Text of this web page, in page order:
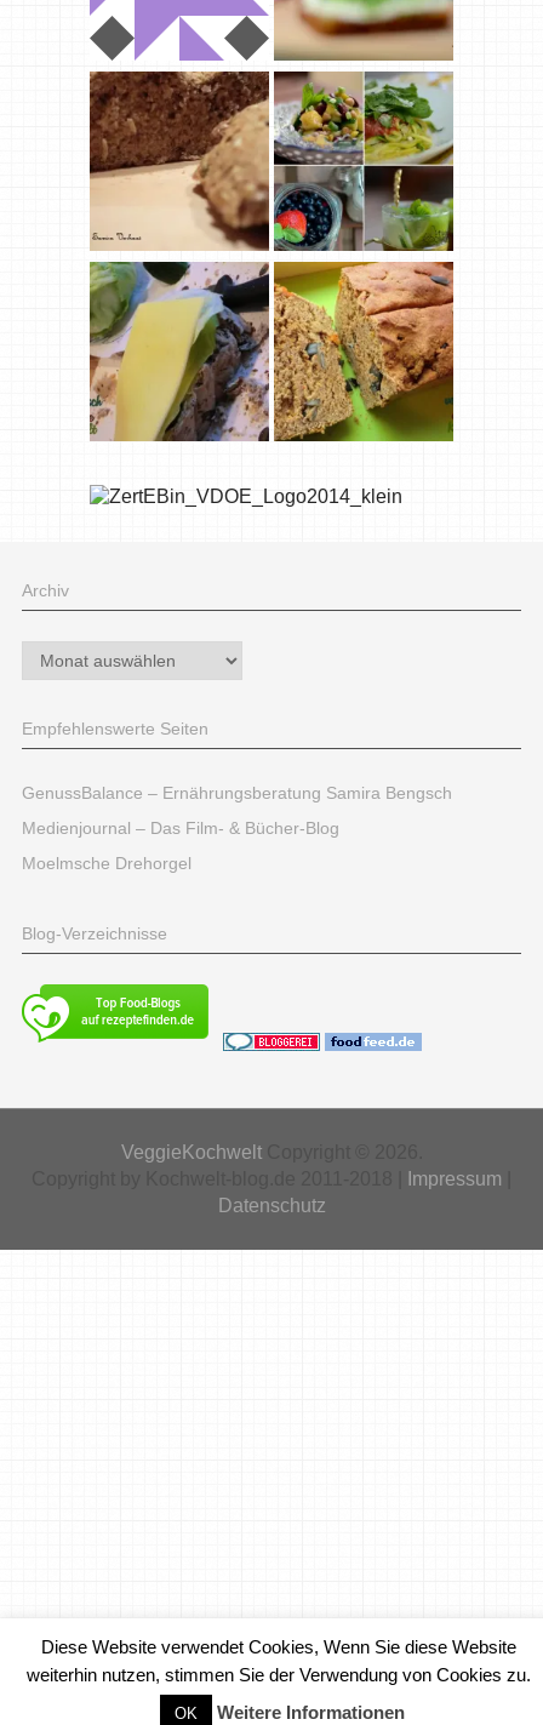
Archiv
Archiv
Empfehlenswerte Seiten
GenussBalance – Ernährungsberatung Samira Bengsch
Medienjournal – Das Film- & Bücher-Blog
Moelmsche Drehorgel
Blog-Verzeichnisse
VeggieKochweltCopyright © 2026.
Impressum
Datenschutz
Diese Website verwendet Cookies, Wenn Sie diese Website
weiterhin nutzen, stimmen Sie der Verwendung von Cookies zu.
OK Weitere Informationen